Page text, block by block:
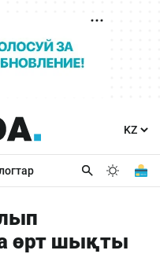
өрт шықты